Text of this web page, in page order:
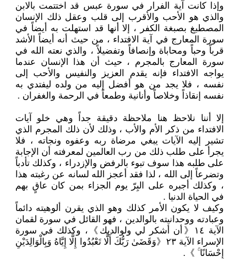
وإذا كانت آية الفرار في سورة عبس قد اختتمت بالابن
والذي هو الأحب والأقرب إلى قلب وعقل ذلك الإنسان
المصطبغ بصبغة الكفر ، إلا أنها قد استهلت به أيضاً في
سورة المعارج في آية الافتداء ، من حيث أنه أيضاً الأشد
قرباً وحباً ومحاباة وإنصافاً وتفضيلاً ، والذي نعته الله في
سورة المعارج بالمجرم ، حيث أن هذا الإنسان عندما
يواجه الافتداء فإنه يقدم العزيز والنفيس والأحب إلى
نفسه ، فلا يجد من هو أفضل إليه من ولده ليفتدي به
نفسه إنقاذاً وخلاصاً وأنانية وطمعاً في الرحمة والغفران .
إلا أننا نلاحظ هنا ملاحظة دقيقة جداً وهي خلو آيات
الافتداء من ذكر الأم والأب ، وذلك لأن ذلك المجرم الذي
تشير إليه الآيات يبغي مرضاة ربه وعفوه ونجاته ، فلا
يجرأ على طلب ذلك من رب العالمين لمعرفته أن الإجابة
على طلبه هذا سوف تبوء بالرفض والإزدراء ، وكذلك تأدباً
وتضرعاً إلى الله ، لذا فقد أعجز الله لسانه عن رغبته هذا
، وكذلك أجبره على البِرّ يوم الجزاء بمن كان عاقٍ بهم
في الحياة الدنيا .
وكيف لا يكون الأمر كذلك وهو الذي يقرن ألوهيته دائماً
وعبادته ووحدانيته بالوالدين ، فهو القائل في سورة لقمان
الآية ١٤《أن أشكر لي ولوالديك》، وكذلك في سورة
الإسراء الآية ٢٣《وَقَضَىٰ رَبُّكَ أَلَّا تَعْبُدُوا إِلَّا إِيَّاهُ وَبِالْوَالِدَيْنِ
إِحْسَانًا ۚ 》.